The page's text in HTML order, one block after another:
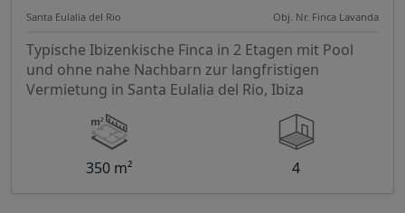
Santa Eulalia del Rio Obj. Nr. Finca Lavanda
Typische Ibizenkische Finca in 2 Etagen mit Pool
und ohne nahe Nachbarn zur langfristigen
Vermietung in Santa Eulalia del Rio, Ibiza
350 m² 4